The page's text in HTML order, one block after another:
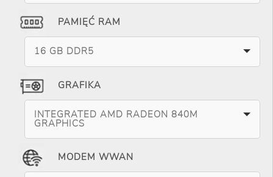
PAMIĘĆ RAM
16 GB DDR5
GRAFIKA
INTEGRATED AMD RADEON 840M
GRAPHICS
MODEM WWAN